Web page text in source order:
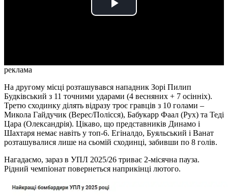
Play
реклама
На другому місці розташувався нападник Зорі Пилип
Будківський з 11 точними ударами (4 весняних + 7 осінніх).
Третю сходинку ділять відразу троє гравців з 10 голами –
Микола Гайдучик (Верес/Полісся), Бабукарр Фаал (Рух) та Теді
Цара (Олександрія). Цікаво, що представників Динамо і
Шахтаря немає навіть у топ-6. Егіналдо, Буяльський і Ванат
розташувалися лише на сьомій сходинці, забивши по 8 голів.
Нагадаємо, зараз в УПЛ 2025/26 триває 2-місячна пауза.
Рідний чемпіонат повернеться наприкінці лютого.